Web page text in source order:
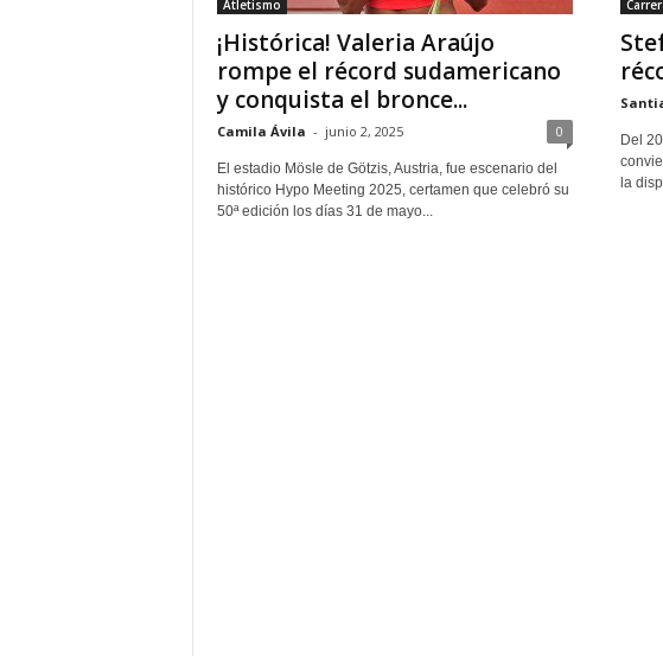
Atletismo
¡Histórica! Valeria Araújo
rompe el récord sudamericano
y conquista el bronce...
Camila Ávila - junio 2, 2025 0
El estadio Mösle de Götzis, Austria, fue escenario del
histórico Hypo Meeting 2025, certamen que celebró su
50ª edición los días 31 de mayo...
Del
la